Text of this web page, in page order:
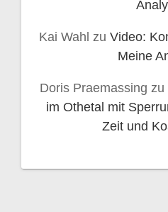
Kai Wahl zu Video:
Meine
Doris Praemassing zu
im Othetal mit
Zeit und